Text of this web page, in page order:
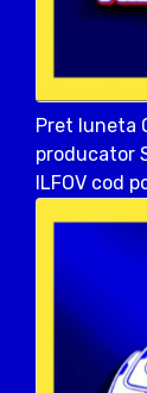
Pret luneta
producator
ILFOV cod